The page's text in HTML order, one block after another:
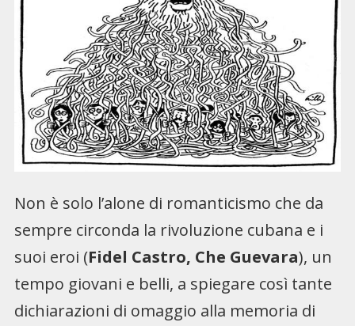
Non è solo l’alone di romanticismo che da
sempre circonda la rivoluzione cubana e i
suoi eroi (Fidel Castro, Che Guevara), un
tempo giovani e belli, a spiegare così tante
dichiarazioni di omaggio alla memoria di